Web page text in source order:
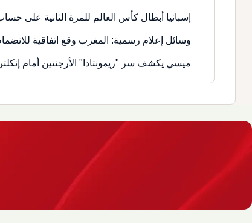
إسبانيا أبطال كأس العالم للمرة الثانية على
وسائل إعلام رسمية: المغرب وقع اتفاقية
ميسي يكشف سر "ريمونتادا" الأرجنتين أمام إنكلترا